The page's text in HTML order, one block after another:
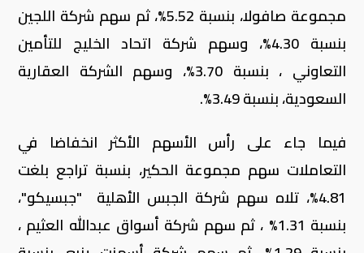
وبلغ عدد الأسهم المتداولة أكثر من 103,3 مليون
سهم، سجلت فيها أسهم 134 شركة ارتفاعاً في
قيمتها، فيما أغلقت أسهم 41 شركة على تراجع
.
كما أغلق مؤشر الأسهم السعودية الموازية ( نمو )
اليوم مرتفعا بنسبة 1.09%، رابحا 43.46 نقطة ليقفل
عند مستوى 4,064.24 نقطة، وبتداولات بلغت قيمتها
أكثر من 19,3 ملايين ريال، وبلغ عدد الأسهم المتداولة
أكثر من 8,583 مليون سهم.